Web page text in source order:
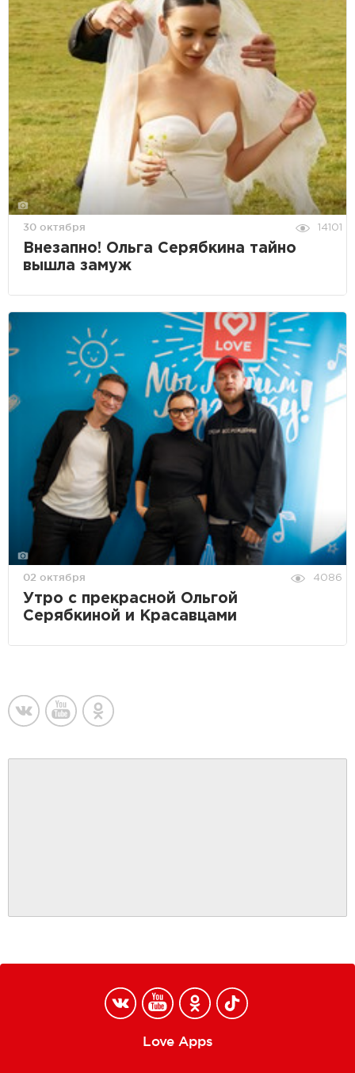
30 октября 14101
Внезапно! Ольга Серябкина тайно
вышла замуж
02 октября 4086
Утро с прекрасной Ольгой
Серябкиной и Красавцами
Love Apps